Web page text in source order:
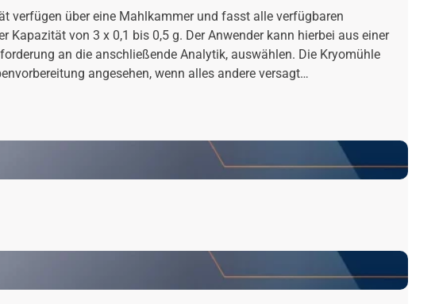
über eine Mahlkammer und fasst alle verfügbaren
von 3 x 0,1 bis 0,5 g. Der Anwender kann hierbei aus einer
an die anschließende Analytik, auswählen. Die Kryomühle
angesehen, wenn alles andere versagt…